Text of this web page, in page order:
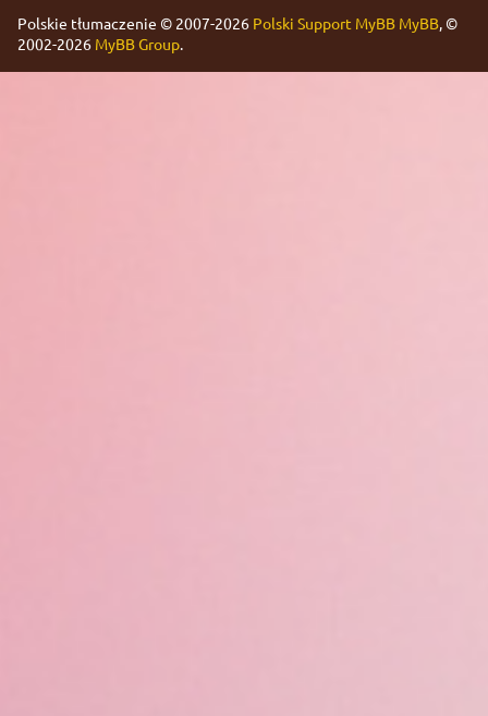
Polskie tłumaczenie © 2007-2026 Polski Support MyBB MyBB, ©
2002-2026 MyBB Group.